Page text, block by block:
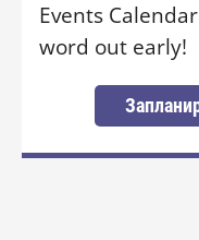
Events
word out early!